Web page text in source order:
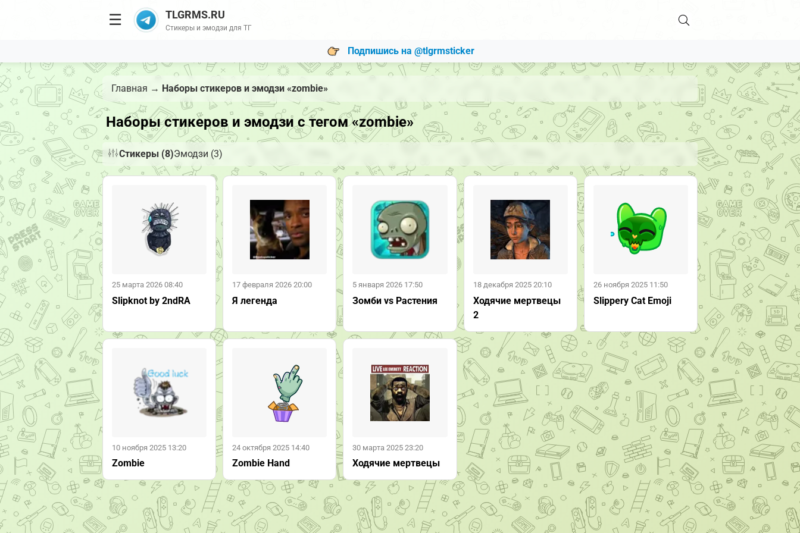
☰ TLGRMS.RU
Стикеры и эмодзи для ТГ
Подпишись на @tlgrmsticker
Главная → Наборы стикеров и эмодзи «zombie»
Наборы стикеров и эмодзи с тегом «zombie»
Стикеры (8)Эмодзи (3)
25 марта 2026 08:40
Slipknot by 2ndRA
17 февраля 2026 20:00
Я легенда
5 января 2026 17:50
Зомби vs Растения
18 декабря 2025 20:10
Ходячие мертвецы
2
26 ноября 2025 11:50
Slippery Cat Emoji
10 ноября 2025 13:20
Zombie
24 октября 2025 14:40
Zombie Hand
30 марта 2025 23:20
Ходячие мертвецы